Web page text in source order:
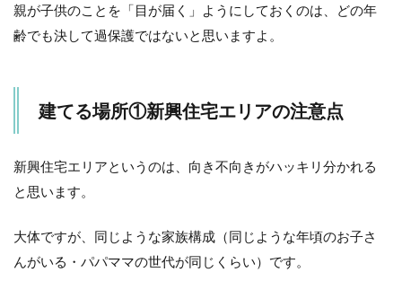
親が子供のことを「目が届く」ようにしておくのは、どの年
齢でも決して過保護ではないと思いますよ。
建てる場所①新興住宅エリアの注意点
新興住宅エリアというのは、向き不向きがハッキリ分かれる
と思います。
大体ですが、同じような家族構成（同じような年頃のお子さ
んがいる・パパママの世代が同じくらい）です。